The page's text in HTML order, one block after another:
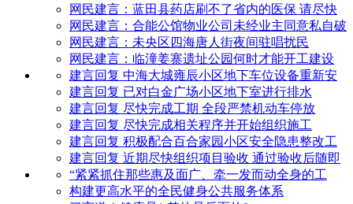
网民建言：蓝田县药店刷不了省内的医保 请尽快
网民建言：合能公馆物业公司未经业主同意私自破
网民建言：未央区四海唐人街夜间驻唱扰民
网民建言：临潼姜寨遗址公园何时才能开工建设
建言回复 中海大城雍辰小区地下车位设备重新安
建言回复 已对白金广场小区地下室进行排水
建言回复 尽快完成工期 全段严禁机动车停放
建言回复 尽快完成相关程序并开始组织施工
建言回复 积极配合百合家园小区安全隐患整改工
建言回复 近期尽快组织项目验收 通过验收后随即
“紧紧抓住那些惠及面广、牵一发而动全身的工
构建更高水平的全民健身公共服务体系